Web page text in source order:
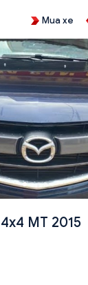
Mua xe
MT 2015